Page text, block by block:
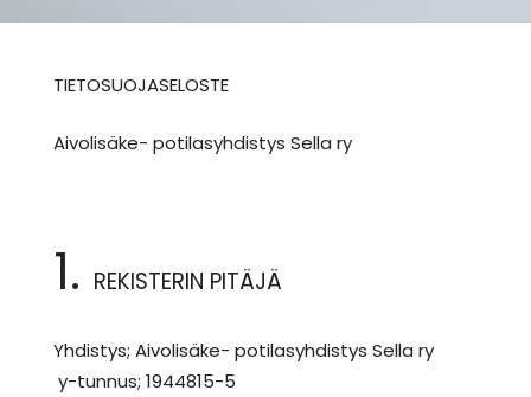
TIETOSUOJASELOSTE
Aivolisäke- potilasyhdistys Sella ry
1. REKISTERIN PITÄJÄ
Yhdistys; Aivolisäke- potilasyhdistys Sella ry
y-tunnus; 1944815-5